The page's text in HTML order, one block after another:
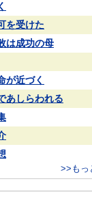
を受けた
は成功の母
が近づく
あしらわれる
>>もっ